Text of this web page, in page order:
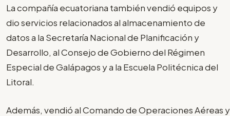
La compañía ecuatoriana también vendió equipos y
dio servicios relacionados al almacenamiento de
datos a la Secretaría Nacional de Planificación y
Desarrollo, al Consejo de Gobierno del Régimen
Especial de Galápagos y a la Escuela Politécnica del
Litoral.
Además, vendió al Comando de Operaciones Aéreas y